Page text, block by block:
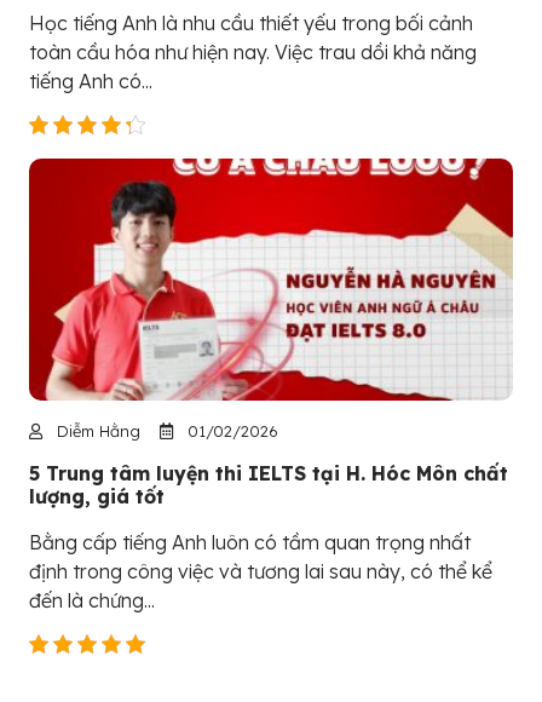
Học tiếng Anh là nhu cầu thiết yếu trong bối cảnh
toàn cầu hóa như hiện nay. Việc trau dồi khả năng
tiếng Anh có...
Diễm Hằng 01/02/2026
5 Trung tâm luyện thi IELTS tại H. Hóc Môn chất
lượng, giá tốt
Bằng cấp tiếng Anh luôn có tầm quan trọng nhất
định trong công việc và tương lai sau này, có thể kể
đến là chứng...